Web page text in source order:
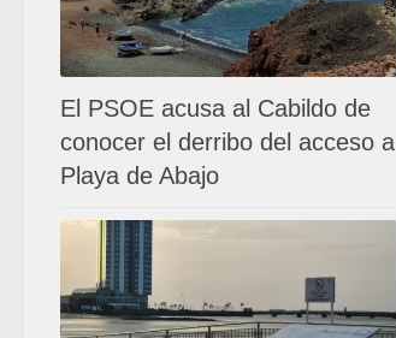
El PSOE acusa al Cabildo de
conocer el derribo del acceso a
Playa de Abajo